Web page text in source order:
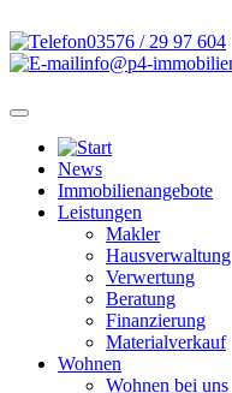
03576 / 29 97 604
info@p4-
News
Immobilienangebote
Leistungen
Makler
Hausverwaltung
Verwertung
Beratung
Finanzierung
Materialverkauf
Wohnen
Wohnen bei uns